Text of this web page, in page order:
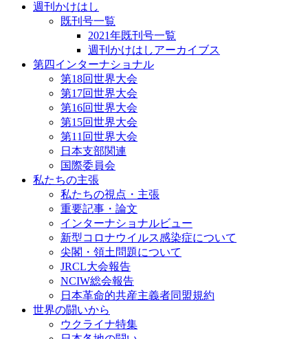
週刊かけはし
既刊号一覧
2021年既刊号一覧
週刊かけはしアーカイブス
第四インターナショナル
第18回世界大会
第17回世界大会
第16回世界大会
第15回世界大会
第11回世界大会
日本支部関連
国際委員会
私たちの主張
私たちの視点・主張
重要記事・論文
インターナショナルビュー
新型コロナウイルス感染症について
尖閣・領土問題について
JRCL大会報告
NCIW総会報告
日本革命的共産主義者同盟規約
世界の闘いから
ウクライナ特集